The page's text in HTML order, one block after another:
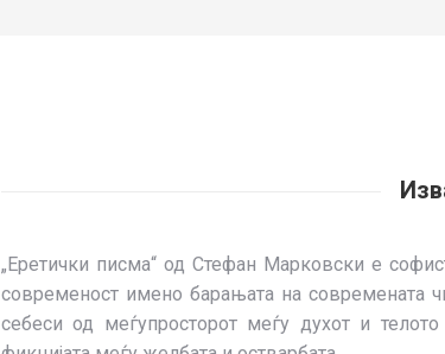
„Еретички писма“ од Стефан Марковски е
современост имено барањата на современата
себеси од меѓупросторот меѓу духот и